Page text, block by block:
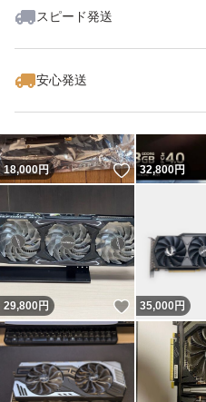
スピード発送
安心発送
18,000円 いいね！
32,800円
29,800円 いいね！
35,000 円